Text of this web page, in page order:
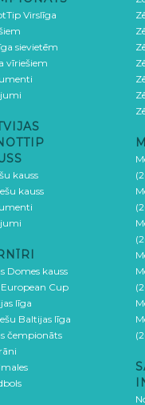
Virslīga
sievietēm
vīriešiem
kauss
kauss
Domes kauss
European Cup
līga
Baltijas līga
čempionāts